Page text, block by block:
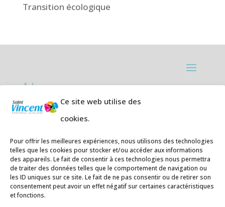
Ce site web utilise des
cookies.
Pour offrir les meilleures expériences, nous utilisons des technologies
telles que les cookies pour stocker et/ou accéder aux informations
des appareils. Le fait de consentir à ces technologies nous permettra
de traiter des données telles que le comportement de navigation ou
les ID uniques sur ce site. Le fait de ne pas consentir ou de retirer son
consentement peut avoir un effet négatif sur certaines caractéristiques
et fonctions.
Transition écologique
Adresses:
Ecole primaire de la Plage,
Téléphone05 59 20 67 28
Collège Hendaye ville,1 rue de la
Libération 64700 Hendaye
Téléphone 05 59 48 89 00